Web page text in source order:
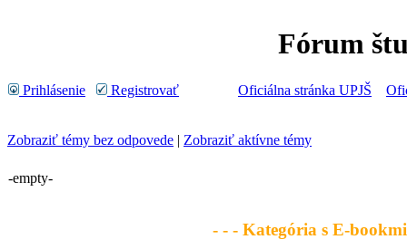
Fórum
Prihlásenie Registrovať Oficiálna stránka UPJŠ
Zobraziť témy bez odpovede | Zobraziť aktívne témy
-empty-
- - - Kategória s E-